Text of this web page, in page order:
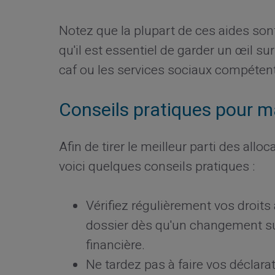
Notez que la plupart de ces aides
qu'il est essentiel de garder un œil
caf ou les services sociaux
Conseils pratiques pour
Afin de tirer le meilleur parti des
voici quelques conseils pratiques :
Vérifiez régulièrement vos
dossier dès qu'un changement
financière.
Ne tardez pas à faire vos